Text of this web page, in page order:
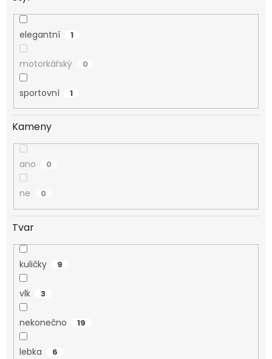
elegantní 1
motorkářský 0
sportovní 1
Kameny
ano 0
ne 0
Tvar
kuličky 9
vlk 3
nekonečno 19
lebka 6